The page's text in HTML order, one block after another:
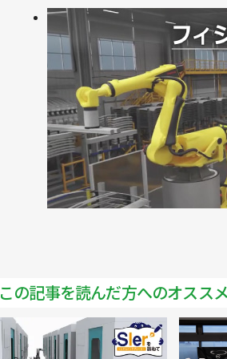
この記事を読んだ方へのオスス